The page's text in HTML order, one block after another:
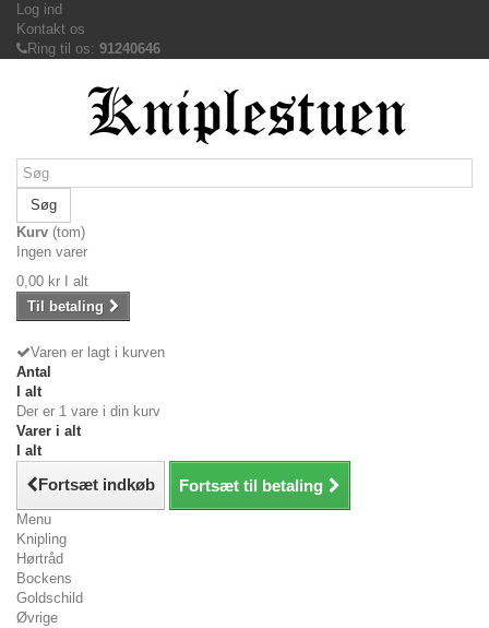
Log ind
Kontakt os
Ring til os: 91240646
Søg
Kurv (tom)
Ingen varer
0,00 kr
I alt
Til betaling
Varen er lagt i kurven
Antal
I alt
Der er 1 vare i din kurv
Varer i alt
I alt
Fortsæt indkøb Fortsæt til betaling
Menu
Knipling
Hørtråd
Bockens
Goldschild
Øvrige